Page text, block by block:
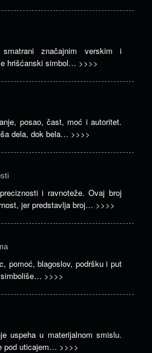
značajnim verskim i
hrišćanski simbol… >>>>
posao, čast, moć i autoritet.
dela, dok bela… >>>>
i ravnoteže. Ovaj broj
jer predstavlja broj… >>>>
pomoć, blagoslov, podršku i put
simboliše… >>>>
uspeha u materijalnom smislu.
pod uticajem… >>>>